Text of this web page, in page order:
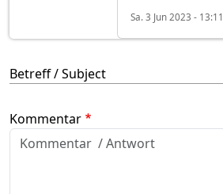
Sa. 3 Jun 2023 - 13:11
Betreff / Subject
Kommentar